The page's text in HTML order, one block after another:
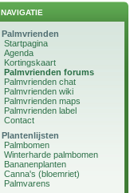
NAVIGATIE
Palmvrienden
Startpagina
Agenda
Kortingskaart
Palmvrienden forums
Palmvrienden chat
Palmvrienden wiki
Palmvrienden maps
Palmvrienden label
Contact
Plantenlijsten
Palmbomen
Winterharde palmbomen
Bananenplanten
Canna's (bloemriet)
Palmvarens